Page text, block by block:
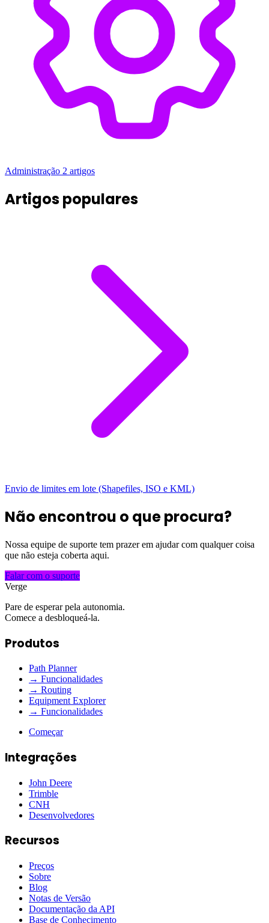
Administração 2 artigos
Artigos populares
Envio de limites em lote (Shapefiles, ISO e KML)
Não encontrou o que procura?
Nossa equipe de suporte tem prazer em ajudar com qualquer coisa
que não esteja coberta aqui.
Falar com o suporte
Verge
Pare de esperar pela autonomia.
Comece a desbloqueá-la.
Produtos
Path Planner
→ Funcionalidades
→ Routing
Equipment Explorer
→ Funcionalidades
Começar
Integrações
John Deere
Trimble
CNH
Desenvolvedores
Recursos
Preços
Sobre
Blog
Notas de Versão
Documentação da API
Base de Conhecimento